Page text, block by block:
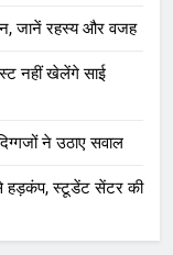
जानें रहस्य और वजह
नहीं खेलेंगे साई
ने उठाए सवाल
हड़कंप, स्टूडेंट सेंटर की